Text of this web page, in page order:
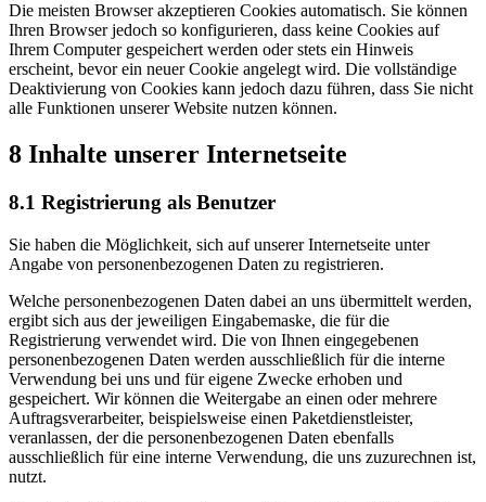
Die meisten Browser akzeptieren Cookies automatisch. Sie können
Ihren Browser jedoch so konfigurieren, dass keine Cookies auf
Ihrem Computer gespeichert werden oder stets ein Hinweis
erscheint, bevor ein neuer Cookie angelegt wird. Die vollständige
Deaktivierung von Cookies kann jedoch dazu führen, dass Sie nicht
alle Funktionen unserer Website nutzen können.
8 Inhalte unserer Internetseite
8.1 Registrierung als Benutzer
Sie haben die Möglichkeit, sich auf unserer Internetseite unter
Angabe von personenbezogenen Daten zu registrieren.
Welche personenbezogenen Daten dabei an uns übermittelt werden,
ergibt sich aus der jeweiligen Eingabemaske, die für die
Registrierung verwendet wird. Die von Ihnen eingegebenen
personenbezogenen Daten werden ausschließlich für die interne
Verwendung bei uns und für eigene Zwecke erhoben und
gespeichert. Wir können die Weitergabe an einen oder mehrere
Auftragsverarbeiter, beispielsweise einen Paketdienstleister,
veranlassen, der die personenbezogenen Daten ebenfalls
ausschließlich für eine interne Verwendung, die uns zuzurechnen ist,
nutzt.